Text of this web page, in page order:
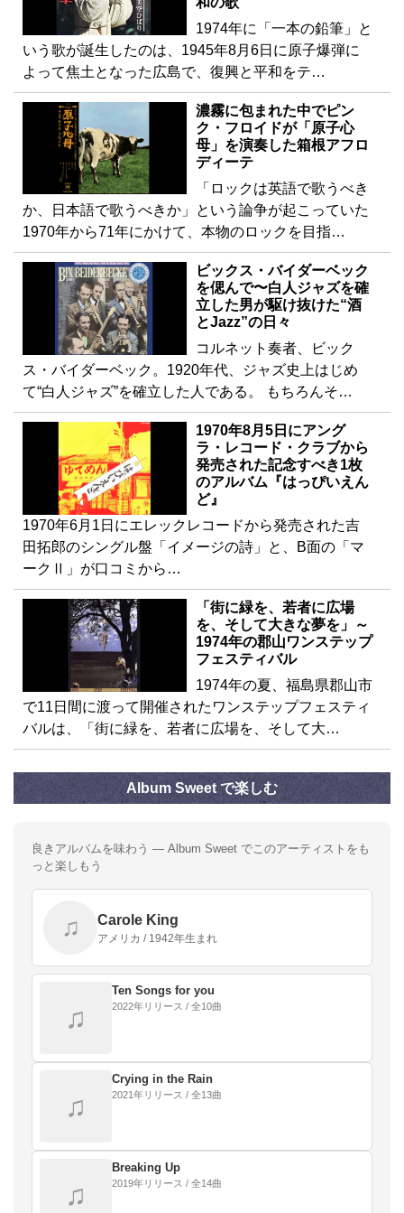
1974年に「一本の鉛筆」と
いう歌が誕生したのは、1945年8月6日に原子爆弾に
よって焦土となった広島で、復興と平和をテ…
濃霧に包まれた中でピン
ク・フロイドが「原子心
母」を演奏した箱根アフロ
ディーテ
「ロックは英語で歌うべき
か、日本語で歌うべきか」という論争が起こっていた
1970年から71年にかけて、本物のロックを目指…
ビックス・バイダーベック
を偲んで〜白人ジャズを確
立した男が駆け抜けた“酒
とJazz”の日々
コルネット奏者、ビック
ス・バイダーベック。1920年代、ジャズ史上はじめ
て“白人ジャズ”を確立した人である。 もちろんそ…
1970年8月5日にアング
ラ・レコード・クラブから
発売された記念すべき1枚
のアルバム『はっぴいえん
ど』
1970年6月1日にエレックレコードから発売された吉
田拓郎のシングル盤「イメージの詩」と、B面の「マ
ークⅡ」が口コミから…
「街に緑を、若者に広場
を、そして大きな夢を」～
1974年の郡山ワンステップ
フェスティバル
1974年の夏、福島県郡山市
で11日間に渡って開催されたワンステップフェスティ
バルは、「街に緑を、若者に広場を、そして大…
Album Sweet で楽しむ
良きアルバムを味わう — Album Sweet でこのアーティストをも
っと楽しもう
♫ Carole King
アメリカ / 1942年生まれ
♫
Ten Songs for you
2022年リリース / 全10曲
♫
Crying in the Rain
2021年リリース / 全13曲
♫
Breaking Up
2019年リリース / 全14曲